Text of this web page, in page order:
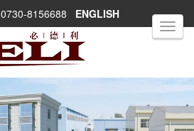
0730-8156688 ENGLISH
Toggle